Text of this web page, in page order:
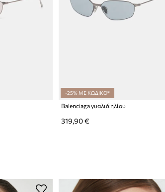
-25% ΜΕ ΚΩΔΙΚΟ*
Balenciaga γυαλιά ηλίου
319,90 €